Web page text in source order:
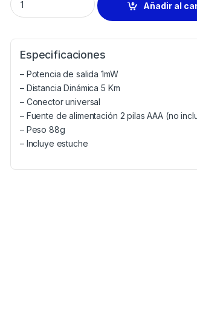
Añadir al
Especificaciones
– Potencia de salida 1mW
– Distancia Dinámica 5 Km
– Conector universal
– Fuente de alimentación 2 pilas AAA (no
– Peso 88g
– Incluye estuche